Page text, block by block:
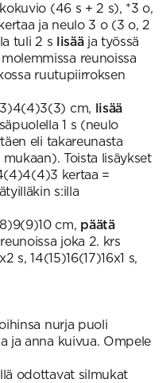
(46 s + 2 s), *3 o,
ja neulo 3 o (3 o, 2
tuli 2 s lisääja työssä
reunoissa
ruutupiirroksen
cm, lisää
1 s (neulo
eli takareunasta
Toista lisäykset
kertaa =
s:illa
cm, päätä
joka 2. krs
s, 14(15)16(17)16x1 s,
nurja puoli
ja anna kuivua. Ompele
odottavat silmukat